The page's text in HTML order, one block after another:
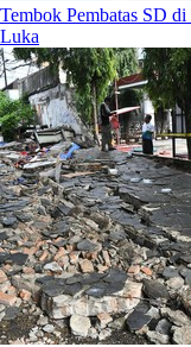
Tembok Pembatas SD
Luka